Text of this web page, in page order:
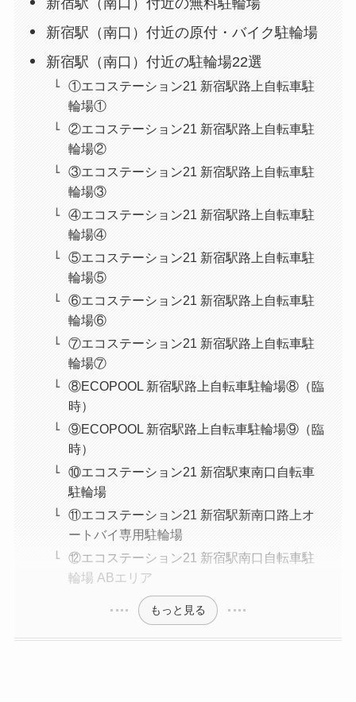
新宿駅（南口）付近の原付・バイク駐輪場
新宿駅（南口）付近の駐輪場22選
①エコステーション21 新宿駅路上自転車駐
輪場①
②エコステーション21 新宿駅路上自転車駐
輪場②
③エコステーション21 新宿駅路上自転車駐
輪場③
④エコステーション21 新宿駅路上自転車駐
輪場④
⑤エコステーション21 新宿駅路上自転車駐
輪場⑤
⑥エコステーション21 新宿駅路上自転車駐
輪場⑥
⑦エコステーション21 新宿駅路上自転車駐
輪場⑦
⑧ECOPOOL 新宿駅路上自転車駐輪場⑧（臨
時）
⑨ECOPOOL 新宿駅路上自転車駐輪場⑨（臨
時）
⑩エコステーション21 新宿駅東南口自転車
駐輪場
⑪エコステーション21 新宿駅新南口路上オ
ートバイ専用駐輪場
⑫エコステーション21 新宿駅南口自転車駐
輪場 ABエリア
もっと見る